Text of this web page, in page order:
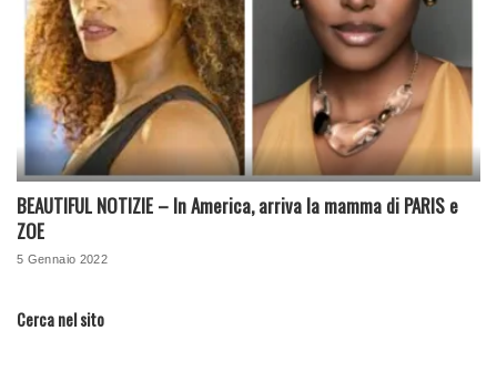
BEAUTIFUL NOTIZIE – In America, arriva la mamma di PARIS e
ZOE
5 Gennaio 2022
Cerca nel sito